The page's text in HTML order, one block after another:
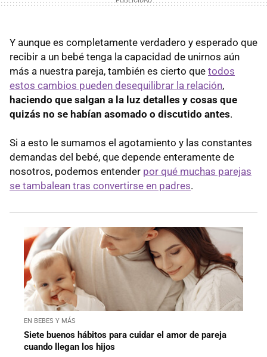
Y aunque es completamente verdadero y esperado que
recibir a un bebé tenga la capacidad de unirnos aún
más a nuestra pareja, también es cierto que todos
estos cambios pueden desequilibrar la relación,
haciendo que salgan a la luz detalles y cosas que
quizás no se habían asomado o discutido antes.
Si a esto le sumamos el agotamiento y las constantes
demandas del bebé, que depende enteramente de
nosotros, podemos entender por qué muchas parejas
se tambalean tras convertirse en padres.
EN BEBES Y MÁS
Siete buenos hábitos para cuidar el amor de pareja
cuando llegan los hijos